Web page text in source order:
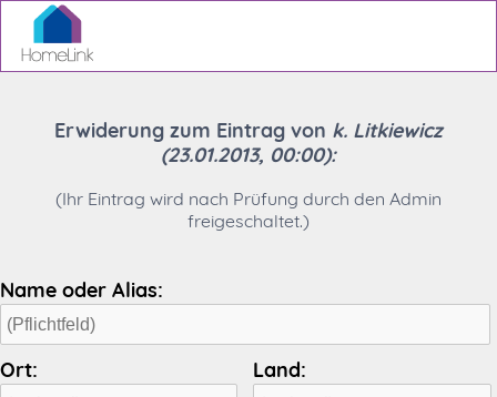
Erwiderung zum Eintrag von k. Litkiewicz
(23.01.2013, 00:00):
(Ihr Eintrag wird nach Prüfung durch den Admin
freigeschaltet.)
Name oder Alias:
Ort: Land: